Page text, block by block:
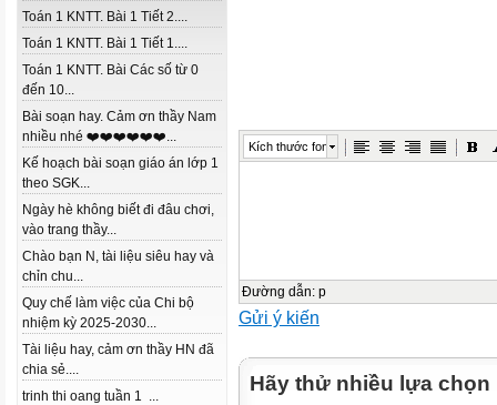
Toán 1 KNTT. Bài 1 Tiết 2....
Toán 1 KNTT. Bài 1 Tiết 1....
Toán 1 KNTT. Bài Các số từ 0
đến 10...
Bài soạn hay. Cảm ơn thầy Nam
nhiều nhé ❤️❤️❤️❤️❤️❤️...
Kế hoạch bài soạn giáo án lớp 1
theo SGK...
Ngày hè không biết đi đâu chơi,
vào trang thầy...
Chào bạn N, tài liệu siêu hay và
chỉn chu...
Quy chế làm việc của Chi bộ
nhiệm kỳ 2025-2030...
Tài liệu hay, cảm ơn thầy HN đã
chia sẻ....
trinh thi oang tuần 1 ...
Kích thước font
Đường dẫn: p
Gửi ý kiến
Hãy thử nhiều lựa chọn